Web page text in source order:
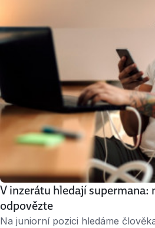
V inzerátu hledají supermana:
odpovězte
Na juniorní pozici hledáme